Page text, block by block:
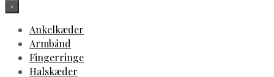
×
Ankelkæder
Armbånd
Fingerringe
Halskæder